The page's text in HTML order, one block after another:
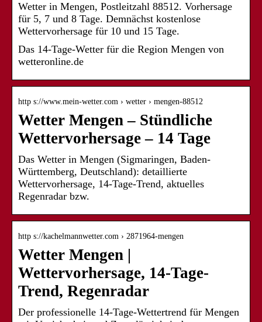
Wetter in Mengen, Postleitzahl 88512. Vorhersage
für 5, 7 und 8 Tage. Demnächst kostenlose
Wettervorhersage für 10 und 15 Tage.
Das 14-Tage-Wetter für die Region Mengen von
wetteronline.de
http s://www.mein-wetter.com › wetter › mengen-88512
Wetter Mengen – Stündliche
Wettervorhersage – 14 Tage
Das Wetter in Mengen (Sigmaringen, Baden-
Württemberg, Deutschland): detaillierte
Wettervorhersage, 14-Tage-Trend, aktuelles
Regenradar bzw.
http s://kachelmannwetter.com › 2871964-mengen
Wetter Mengen |
Wettervorhersage, 14-Tage-
Trend, Regenradar
Der professionelle 14-Tage-Wettertrend für Mengen